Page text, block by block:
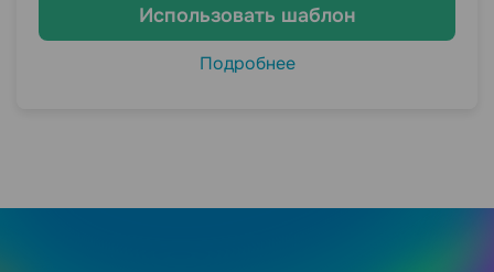
Использовать шаблон
Подробнее